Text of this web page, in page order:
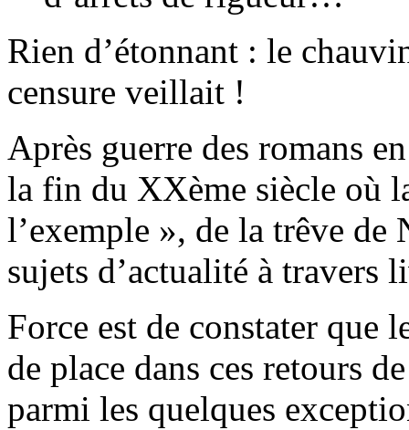
Rien d’étonnant : le
censure veillait !
Après guerre des romans
la fin du XXème siècle où
l’exemple », de la trêve de
sujets d’actualité à travers
Force est de constater que
de place dans ces retours
parmi les quelques